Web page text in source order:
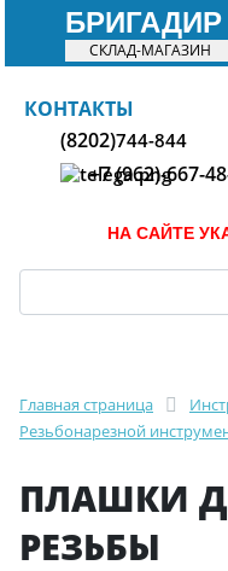
БРИГАДИР
СКЛАД-МАГАЗИН
КОНТАКТЫ
(8202)744-844
+7 (962)-667-
НА САЙТЕ
Главная страница
Резьбонарезной
ПЛАШКИ
РЕЗЬБЫ